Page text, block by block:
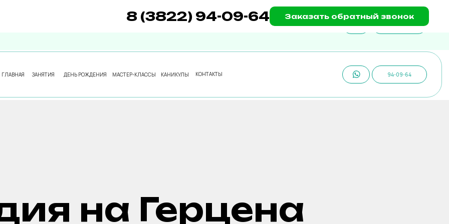
94-09-64
МАСТЕР-КЛАССЫ КАНИКУЛЫ
94-09-64
ЗАНЯТИЯ КОНТАКТЫ
ГЛАВНАЯ ДЕНЬ РОЖДЕНИЯ МАСТЕР-КЛАССЫ КАНИКУЛЫ
на Герцена
8 (3822) 94-09-64 Заказать обратный звонок